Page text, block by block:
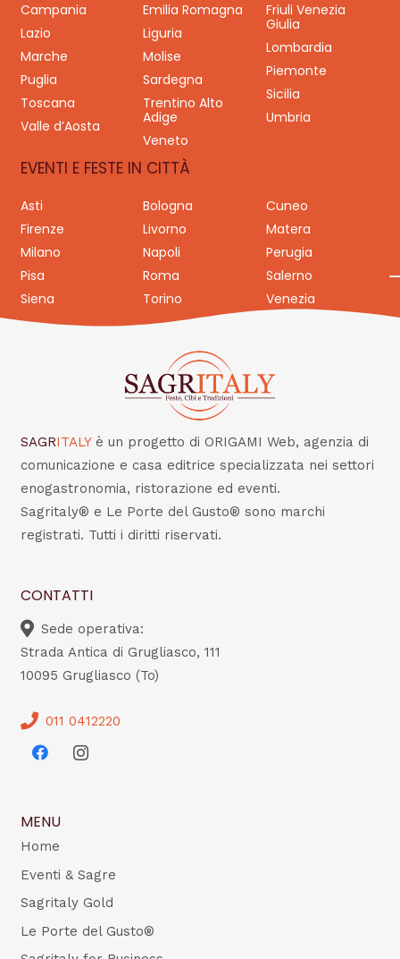
Campania
Emilia Romagna
Friuli Venezia
Giulia
Lazio
Liguria
Lombardia
Marche
Molise
Piemonte
Puglia
Sardegna
Sicilia
Toscana
Trentino Alto
Adige
Umbria
Valle d’Aosta
Veneto
EVENTI E FESTE IN CITTÀ
Asti Bologna
Cuneo
Firenze
Livorno
Matera
Milano
Napoli
Perugia
Pisa
Roma
Salerno
Siena
Torino Venezia
SAGRITALY è un progetto di ORIGAMI Web, agenzia di
comunicazione e casa editrice specializzata nei settori
enogastronomia, ristorazione ed eventi.
Sagritaly® e Le Porte del Gusto® sono marchi
registrati. Tutti i diritti riservati.
CONTATTI
Sede operativa:
Strada Antica di Grugliasco, 111
10095 Grugliasco (To)
011 0412220
MENU
Home
Eventi & Sagre
Sagritaly Gold
Le Porte del Gusto®